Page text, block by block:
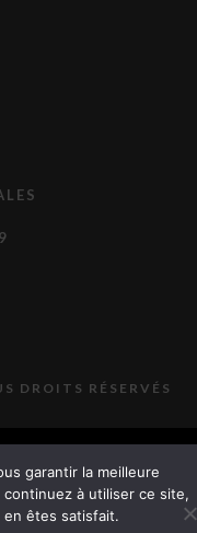
DROITS RÉSERVÉS
garantir la meilleure
à utiliser ce site,
êtes satisfait.